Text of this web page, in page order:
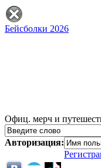
Бейсболки 2026
Офиц. мерч и
Авторизация: